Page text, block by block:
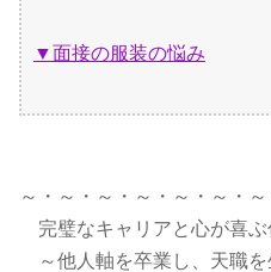
▼面接の服装の悩み
～・～・～・～・～・～・
完璧なキャリアと心が喜ぶ
～他人軸を卒業し、天職を